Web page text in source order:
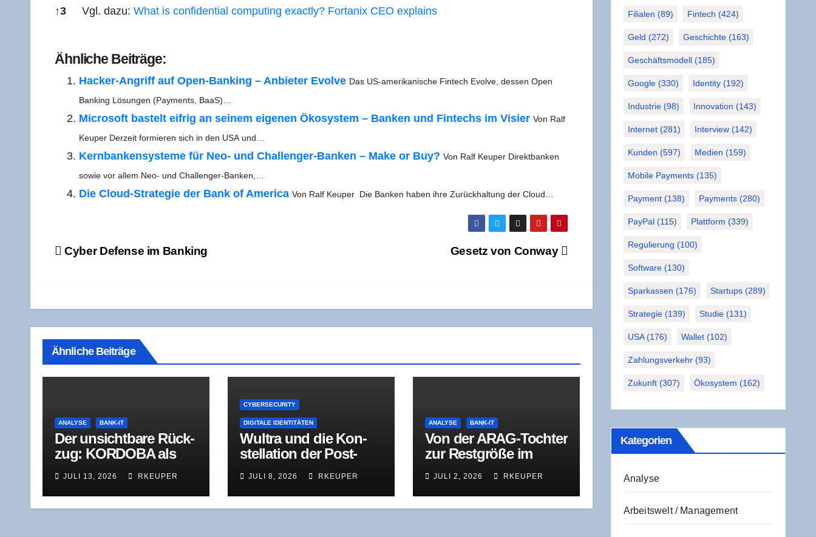
↑3 Vgl. dazu: What is con­fi­den­ti­al com­pu­ting exact­ly? Forta­nix CEO explains
Ähn­li­che Beiträge:
Hacker-Angriff auf Open-Ban­king – Anbie­ter Evol­ve Das US-ame­ri­­ka­­ni­­sche Fin­tech Evol­ve, des­sen Open
Ban­king Lösun­gen (Pay­ments, BaaS)…
Micro­soft bas­telt eif­rig an sei­nem eige­nen Öko­sys­tem – Ban­ken und Fintechs im Visier Von Ralf
Keu­per Der­zeit for­mie­ren sich in den USA und…
Kern­ban­ken­sys­te­me für Neo- und Chal­­len­­ger-Ban­ken – Make or Buy? Von Ralf Keu­per Direkt­ban­ken
sowie vor allem Neo- und Challenger-Banken,…
Die Cloud-Stra­­te­­gie der Bank of Ame­ri­ca Von Ralf Keu­per Die Ban­ken haben ihre Zurück­hal­tung der Cloud…
Beitragsnavigation Gesetz von Conway
Cyber Defen­se im Banking
Ähnliche Beiträge
ANALYSE BANK-IT
Der unsicht­ba­re Rück­
zug: KORDOBA als
werts­zeit von
Kernbankensystemen
JULI 13, 2026 RKEUPER
CYBERSECURITY
DIGITALE IDENTITÄTEN
Wul­tra und die Kon­
stel­la­ti­on der Post-
JULI 8, 2026 RKEUPER
ANALYSE BANK-IT
Von der ARAG-Toch­ter
zur Rest­grö­ße im
Odys­see der All­da­ta
Sys­tems als Lehr­stück
über Archi­tek­tur­
JULI 2, 2026 RKEUPER
Filialen (89) Fintech (424)
Geld (272) Geschichte(163)
Geschäftsmodell(185)
Google(330) Identity(192)
Industrie(98) Innovation (143)
Internet(281) Interview(142)
Kunden (597) Medien (159)
Mobile Payments(135)
Payment(138) Payments(280)
PayPal(115) Plattform (339)
Regulierung (100)
Software(130)
Sparkassen (176) Startups(289)
Strategie(139) Studie(131)
USA(176) Wallet(102)
Zahlungsverkehr(93)
Zukunft(307) Ökosystem (162)
Kate­go­rien
Analyse
Arbeitswelt / Management